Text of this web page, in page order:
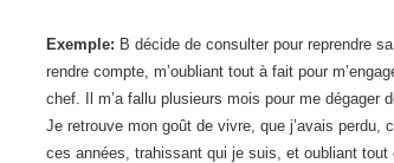
Exemple: B décide de consulter pour reprendre
rendre compte, m’oubliant tout à fait pour
chef. Il m’a fallu plusieurs mois pour me dégager
Je retrouve mon goût de vivre, que j’avais perdu,
ces années, trahissant qui je suis, et oubliant tout